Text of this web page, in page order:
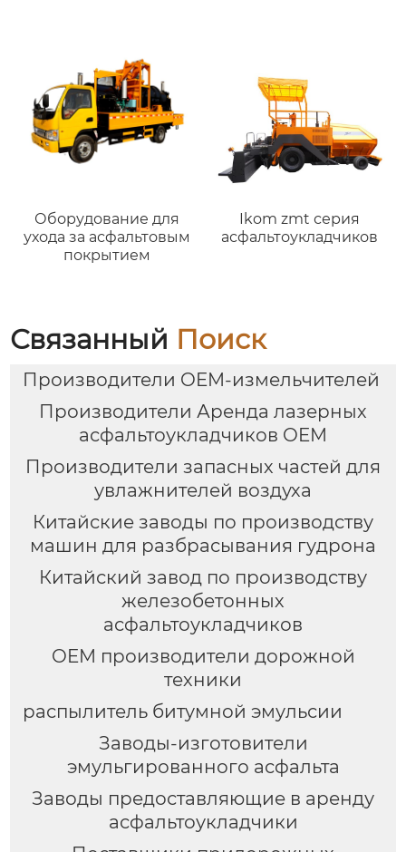
Оборудование для
ухода за асфальтовым
покрытием
Ikom zmt серия
асфальтоукладчиков
Связанный Поиск
Производители OEM-измельчителей
Производители Аренда лазерных
асфальтоукладчиков OEM
Производители запасных частей для
увлажнителей воздуха
Китайские заводы по производству
машин для разбрасывания гудрона
Китайский завод по производству
железобетонных
асфальтоукладчиков
OEM производители дорожной
техники
распылитель битумной эмульсии
Заводы-изготовители
эмульгированного асфальта
Заводы предоставляющие в аренду
асфальтоукладчики